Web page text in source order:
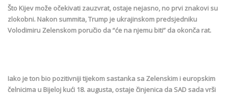
Što Kijev može očekivati zauzvrat, ostaje nejasno, no prvi znakovi su
zlokobni. Nakon summita, Trump je ukrajinskom predsjedniku
Volodimiru Zelenskom poručio da “će na njemu biti” da okonča rat.
Iako je ton bio pozitivniji tijekom sastanka sa Zelenskim i europskim
čelnicima u Bijeloj kući 18. augusta, ostaje činjenica da SAD sada vrši